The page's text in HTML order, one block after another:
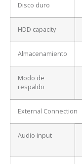
Disco duro
HDD capacity
Almacenamiento
Modo de
respaldo
External Connection
Audio input